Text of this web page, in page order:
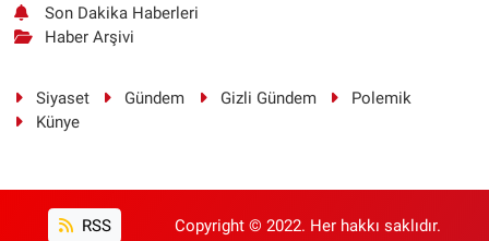
Son Dakika Haberleri
Haber Arşivi
Siyaset Gündem Gizli Gündem
Polemik
Künye
RSS Copyright © 2022. Her hakkı saklıdır.